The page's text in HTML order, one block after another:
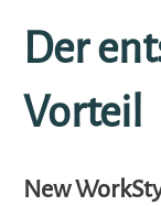
Der
Vorteil
New